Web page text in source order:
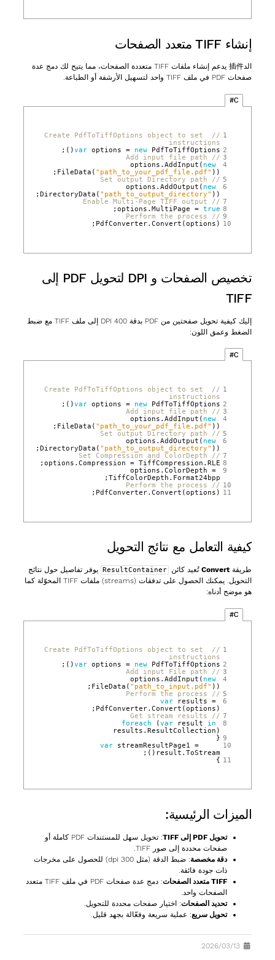
إنشاء TIFF متعدد الصفحات
الد插件 يدعم إنشاء ملفات TIFF متعددة الصفحات، مما يتيح لك دمج عدة
صفحات PDF في ملف TIFF واحد لتسهيل الأرشفة أو الطباعة.
C#
// Create PdfToTiffOptions object to set
instructions
var options = new PdfToTiffOptions
();
// Add input file path
options . AddInput ( new
FileData ( "path_to_your_pdf_file.pdf" ));
// Set output Directory path
options . AddOutput ( new
DirectoryData ( "path_to_output_directory" ));
// Enable Multi-Page TIFF output
options . MultiPage = true
;
// Perform the process
10
PdfConverter. Convert (options );
تخصيص الصفحات و DPI لتحويل PDF إلى
TIFF
إليك كيفية تحويل صفحتين من PDF بدقة 400 DPI إلى ملف TIFF مع ضبط
الضغط وعمق اللون:
C#
// Create PdfToTiffOptions object to set
instructions
var options = new PdfToTiffOptions
();
// Add input file path
options . AddInput ( new
FileData ( "path_to_your_pdf_file.pdf" ));
// Set output Directory path
options . AddOutput ( new
DirectoryData ( "path_to_output_directory" ));
// Set Compression and ColorDepth
options . Compression = TiffCompression . RLE
;
options . ColorDepth
=
TiffColorDepth . Format24bpp
;
10
// Perform the process
11
PdfConverter. Convert ( options );
كيفية التعامل مع نتائج التحويل
طريقة Convertتُعيد كائن ResultContainer
يوفر تفاصيل حول نتائج
التحويل. يمكنك الحصول على تدفقات (streams) ملفات TIFF المحوّلة كما
هو موضح أدناه:
C#
// Create PdfToTiffOptions object to set
instructions
var options = new PdfToTiffOptions
();
// Add input File path
options . AddInput ( new
FileData ( "path_to_input.pdf" ));
// Perform the process
var results
=
PdfConverter. Convert (options );
// Get stream results
foreach (var result
in
results . ResultCollection )
{
10
var streamResultPage1
=
result . ToStream
();
11
}
الميزات الرئيسية:
تحويل PDF إلى TIFF
: تحويل سهل للمستندات PDF كاملة أو
صفحات محددة إلى صور TIFF.
دقة مخصصة
: ضبط الدقة (مثل 300 dpi) للحصول على مخرجات
ذات جودة فائقة.
TIFF متعدد الصفحات
: دمج عدة صفحات PDF في ملف TIFF متعدد
الصفحات واحد.
تحديد الصفحات: اختيار صفحات محددة للتحويل.
تحويل سريع: عملية سريعة وفعّالة بجهد قليل.